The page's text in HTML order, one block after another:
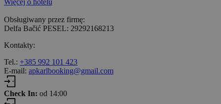
Obsługiwany przez firmę:
Delfa Bačić PESEL: 29292168213
Kontakty:
Tel.: +385 992 101 423
E-mail: apkarlbooking@gmail.com
Check In: od 14:00